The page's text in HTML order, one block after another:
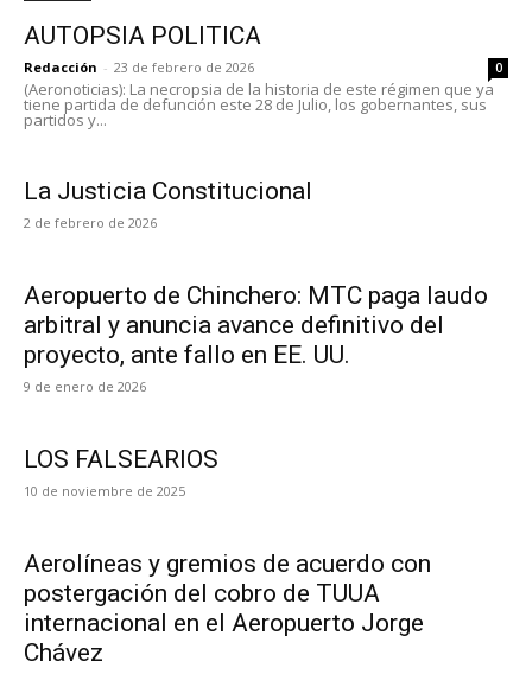
AUTOPSIA POLITICA
Redacción - 23 de febrero de 2026 0
(Aeronoticias): La necropsia de la historia de este régimen que ya
tiene partida de defunción este 28 de Julio, los gobernantes, sus
partidos y...
La Justicia Constitucional
2 de febrero de 2026
Aeropuerto de Chinchero: MTC paga laudo
arbitral y anuncia avance definitivo del
proyecto, ante fallo en EE. UU.
9 de enero de 2026
LOS FALSEARIOS
10 de noviembre de 2025
Aerolíneas y gremios de acuerdo con
postergación del cobro de TUUA
internacional en el Aeropuerto Jorge
Chávez